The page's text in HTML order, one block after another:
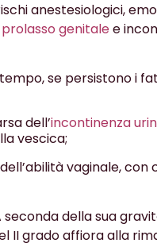
anestesiologici,
prolasso genitalee
se persistono i
dell’incontinenza
vescica;
vaginale,
della sua
grado affiora alla